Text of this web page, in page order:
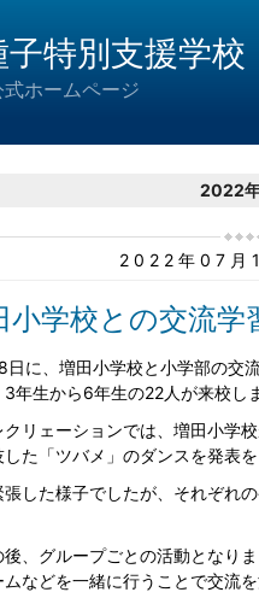
特別支援学校
ホームページ
2022
2022年07月
小学校との交流学
に、増田小学校と小学部の交
3年生から6年生の22人が来校し
クリェーションでは、増田小学
した「ツバメ」のダンスを発表
張した様子でしたが、それぞれ
、グループごとの活動となり
ムなどを一緒に行うことで交流